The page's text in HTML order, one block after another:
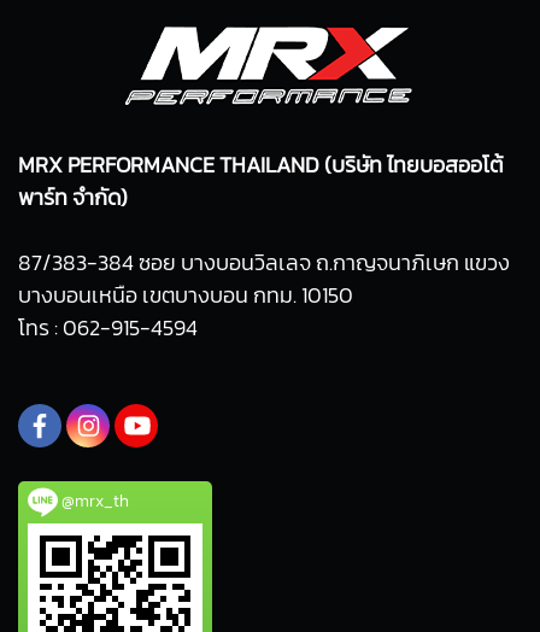
MRX PERFORMANCE THAILAND (บริษัท ไทยบอสออโต้
พาร์ท จำกัด)
87/383-384 ซอย บางบอนวิลเลจ ถ.กาญจนาภิเษก แขวง
บางบอนเหนือ เขตบางบอน กทม. 10150
โทร : 062-915-4594
@mrx_th